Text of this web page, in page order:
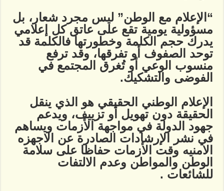
“الإعلام مع الوطن” ليس مجرد شعار، بل
مسؤولية يومية تقع على عاتق كل إعلامي
يدرك حجم الكلمة وخطورتها فالكلمة قد
توحد الصفوف أو تفرقها، وقد ترفع
منسوب الوعي أو تُغرق المجتمع في
الفوضى والتشكيك.
الإعلام الوطني الحقيقي هو الذي ينقل
الحقيقة دون تهويل أو تزييف، ويدعم
جهود الدولة في مواجهة الأزمات ويساهم
في نشر الإرشادات الصادرة عن الاجهزه
الامنيه وقت الأزمات حفاظا على سلامة
الوطن والمواطن وعدم الالتفات
للشائعات .